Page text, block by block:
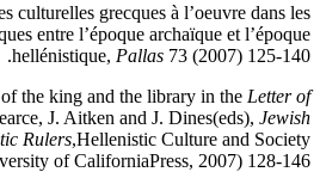
culturelles grecques à l’oeuvre dans les
entre l’époque archaïque et l’époque
hellénistique, Pallas 73 (2007) 125-140.
the king and the library in the Letter of
J. Aitken and J. Dines(eds), Jewish
Rulers,Hellenistic Culture and Society
of CaliforniaPress, 2007) 128-146.